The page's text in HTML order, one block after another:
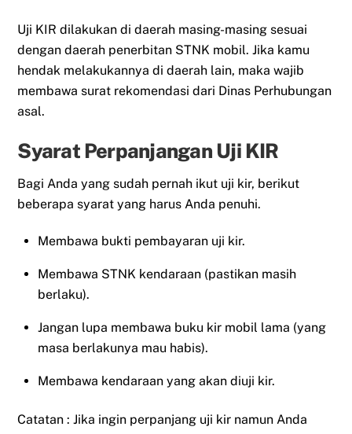
Uji KIR dilakukan di daerah masing-masing sesuai
dengan daerah penerbitan STNK mobil. Jika kamu
hendak melakukannya di daerah lain, maka wajib
membawa surat rekomendasi dari Dinas Perhubungan
asal.
Syarat Perpanjangan Uji KIR
Bagi Anda yang sudah pernah ikut uji kir, berikut
beberapa syarat yang harus Anda penuhi.
Membawa bukti pembayaran uji kir.
Membawa STNK kendaraan (pastikan masih
berlaku).
Jangan lupa membawa buku kir mobil lama (yang
masa berlakunya mau habis).
Membawa kendaraan yang akan diuji kir.
Catatan : Jika ingin perpanjang uji kir namun Anda